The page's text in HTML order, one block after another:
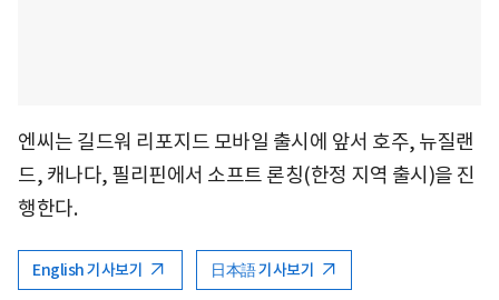
엔씨는 길드워 리포지드 모바일 출시에 앞서 호주, 뉴질랜
드, 캐나다, 필리핀에서 소프트 론칭(한정 지역 출시)을 진
행한다.
English 기사보기 日本語 기사보기